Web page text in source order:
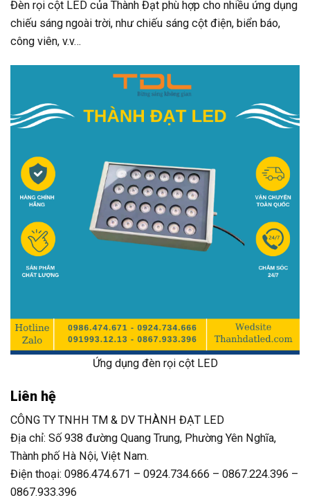
Đèn rọi cột LED của Thành Đạt phù hợp cho nhiều ứng dụng
chiếu sáng ngoài trời, như chiếu sáng cột điện, biển báo,
công viên, v.v…
Ứng dụng đèn rọi cột LED
Liên hệ
CÔNG TY TNHH TM & DV THÀNH ĐẠT LED
Địa chỉ: Số 938 đường Quang Trung, Phường Yên Nghĩa,
Thành phố Hà Nội, Việt Nam.
Điện thoại: 0986.474.671 – 0924.734.666 – 0867.224.396 –
0867.933.396